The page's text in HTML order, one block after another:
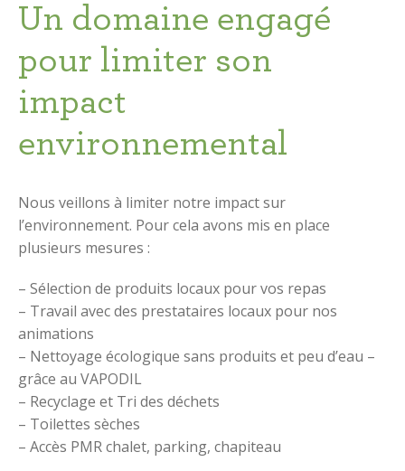
Un domaine engagé
pour limiter son
impact
environnemental
Nous veillons à limiter notre impact sur
l’environnement. Pour cela avons mis en place
plusieurs mesures :
– Sélection de produits locaux pour vos repas
– Travail avec des prestataires locaux pour nos
animations
– Nettoyage écologique sans produits et peu d’eau –
grâce au VAPODIL
– Recyclage et Tri des déchets
– Toilettes sèches
– Accès PMR chalet, parking, chapiteau